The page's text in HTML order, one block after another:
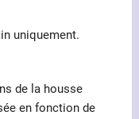
uniquement.
de la housse
en fonction de